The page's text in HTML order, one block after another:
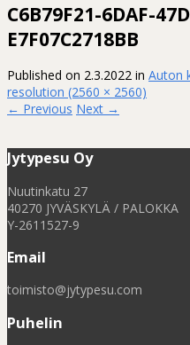
C6B79F21-6DAF-
E7F07C2718BB
Published on 2.3.2022 in Auton
resolution (2560 × 2560)
← Previous Next →
Jytypesu Oy
Nuutinkatu 27
40270 JYVÄSKYLÄ / PALOKKA
Y-2611527-9
Email
toimisto@jytypesu.com
Puhelin